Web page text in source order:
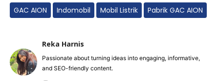
GAC AION Indomobil Mobil Listrik Pabrik GAC AION
Reka Harnis
Passionate about turning ideas into engaging, informative,
and SEO-friendly content.